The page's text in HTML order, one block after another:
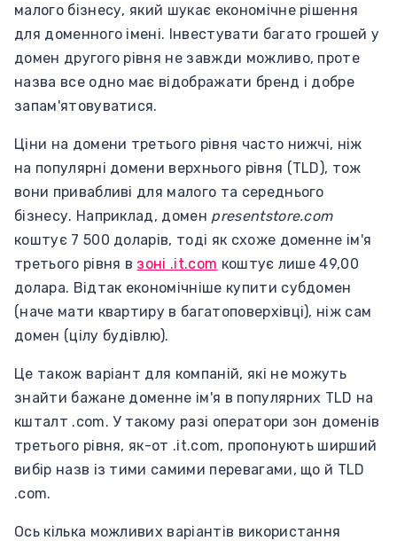
малого бізнесу, який шукає економічне рішення
для доменного імені. Інвестувати багато грошей у
домен другого рівня не завжди можливо, проте
назва все одно має відображати бренд і добре
запам'ятовуватися.
Ціни на домени третього рівня часто нижчі, ніж
на популярні домени верхнього рівня (TLD), тож
вони привабливі для малого та середнього
бізнесу. Наприклад, домен presentstore.com
коштує 7 500 доларів, тоді як схоже доменне ім'я
третього рівня в зоні .it.com коштує лише 49,00
долара. Відтак економічніше купити субдомен
(наче мати квартиру в багатоповерхівці), ніж сам
домен (цілу будівлю).
Це також варіант для компаній, які не можуть
знайти бажане доменне ім'я в популярних TLD на
кшталт .com. У такому разі оператори зон доменів
третього рівня, як-от .it.com, пропонують ширший
вибір назв із тими самими перевагами, що й TLD
.com.
Ось кілька можливих варіантів використання